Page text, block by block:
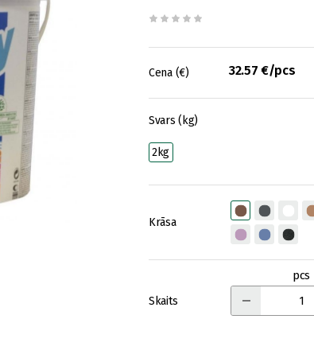
Cena (€) 32.57 €/pcs
Svars (kg)
2kg
Krāsa
Skaits
pcs